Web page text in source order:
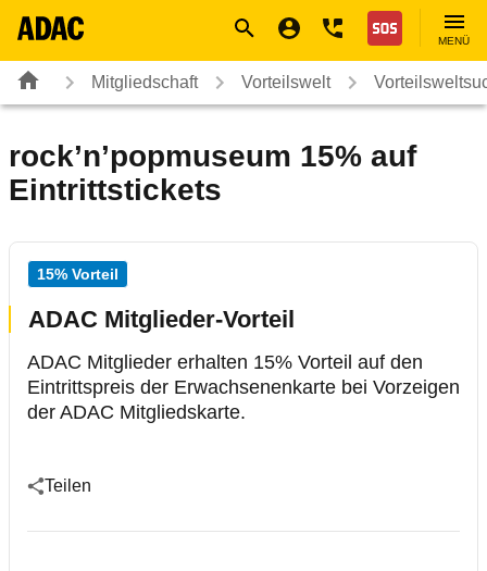
Nothilfe
MENÜ
Mitgliedschaft Vorteilswelt
rock’n’popmuseum 15% auf
Eintrittstickets
15% Vorteil
ADAC Mitglieder-Vorteil
ADAC Mitglieder erhalten 15% Vorteil auf den
Eintrittspreis der Erwachsenenkarte bei Vorzeigen
der ADAC Mitgliedskarte.
Teilen